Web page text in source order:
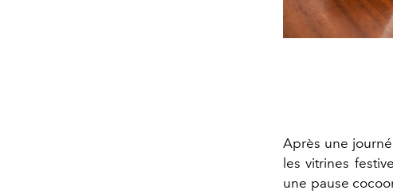
Après une
les vitrines
une pause